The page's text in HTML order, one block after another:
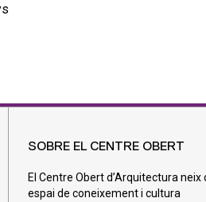
SOBRE EL CENTRE OBERT
El Centre Obert d’Arquitectura neix
espai de coneixement i cultura